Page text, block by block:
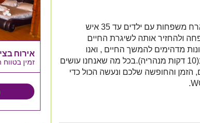
מתחם נופש ספרטה מארח משפחות עם ילדים עד 35 איש
ולהחזיר אותה לשיגרת החיים
מדהימים להמשך החיים , ואנו
נמצאים במושב עין יעקב(10 דקות מנהריה).בכל מה שאנחנו עושים
הזמן והחופשה שלכם ונעשה הכול כדי
אירוח
זמין